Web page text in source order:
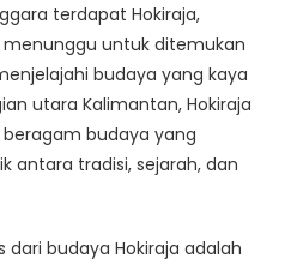
terdapat Hokiraja,
untuk ditemukan
budaya yang kaya
utara Kalimantan, Hokiraja
budaya yang
antara tradisi, sejarah, dan
dari budaya Hokiraja adalah